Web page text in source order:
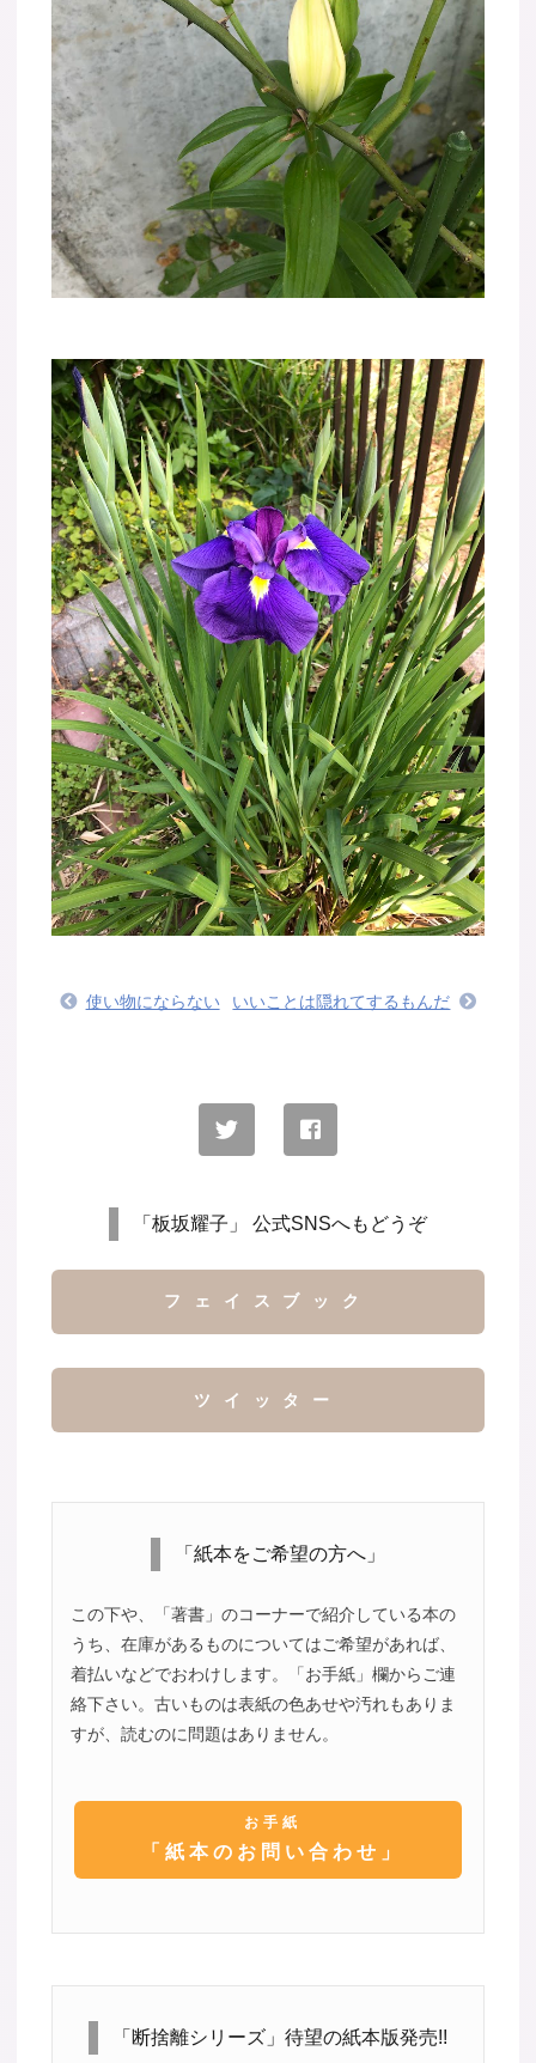
使い物にならない いいことは隠れてするもんだ
「板坂耀子」 公式SNSへもどうぞ
フェイスブック
ツイッター
「紙本をご希望の方へ」
この下や、「著書」のコーナーで紹介している本の
うち、在庫があるものについてはご希望があれば、
着払いなどでおわけします。「お手紙」欄からご連
絡下さい。古いものは表紙の色あせや汚れもありま
すが、読むのに問題はありません。
お手紙
「紙本のお問い合わせ」
「断捨離シリーズ」待望の紙本版発売!!